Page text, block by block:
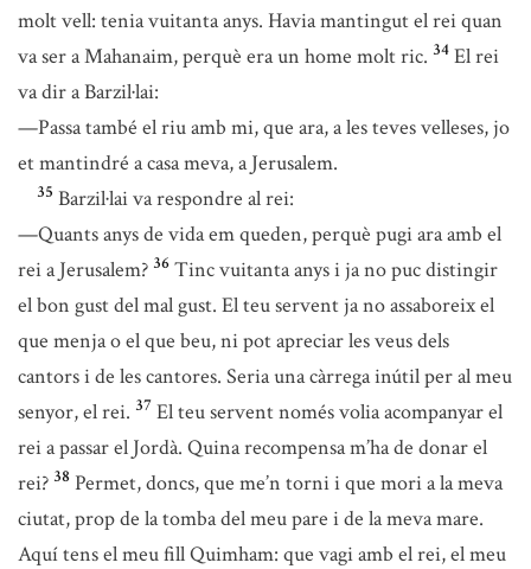
molt vell: tenia vuitanta anys. Havia mantingut el rei quan
va ser a Mahanaim, perquè era un home molt ric. 34 El rei
va dir a Barzil·lai:
—Passa també el riu amb mi, que ara, a les teves velleses, jo
et mantindré a casa meva, a Jerusalem.
35 Barzil·lai va respondre al rei:
—Quants anys de vida em queden, perquè pugi ara amb el
rei a Jerusalem? 36 Tinc vuitanta anys i ja no puc distingir
el bon gust del mal gust. El teu servent ja no assaboreix el
que menja o el que beu, ni pot apreciar les veus dels
cantors i de les cantores. Seria una càrrega inútil per al meu
senyor, el rei. 37 El teu servent només volia acompanyar el
rei a passar el Jordà. Quina recompensa m’ha de donar el
rei? 38 Permet, doncs, que me’n torni i que mori a la meva
ciutat, prop de la tomba del meu pare i de la meva mare.
Aquí tens el meu fill Quimham: que vagi amb el rei, el meu